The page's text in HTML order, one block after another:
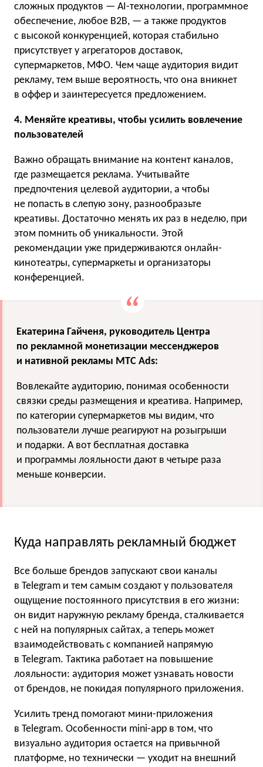
сложных продуктов — AI-технологии, программное
обеспечение, любое B2B, — а также продуктов
с высокой конкуренцией, которая стабильно
присутствует у агрегаторов доставок,
супермаркетов, МФО. Чем чаще аудитория видит
рекламу, тем выше вероятность, что она вникнет
в оффер и заинтересуется предложением.
4. Меняйте креативы, чтобы усилить вовлечение
пользователей
Важно обращать внимание на контент каналов,
где размещается реклама. Учитывайте
предпочтения целевой аудитории, а чтобы
не попасть в слепую зону, разнообразьте
креативы. Достаточно менять их раз в неделю, при
этом помнить об уникальности. Этой
рекомендации уже придерживаются онлайн-
кинотеатры, супермаркеты и организаторы
конференцией.
Екатерина Гайченя, руководитель Центра
по рекламной монетизации мессенджеров
и нативной рекламы МТС Ads:
Вовлекайте аудиторию, понимая особенности
связки среды размещения и креатива. Например,
по категории супермаркетов мы видим, что
пользователи лучше реагируют на розыгрыши
и подарки. А вот бесплатная доставка
и программы лояльности дают в четыре раза
меньше конверсии.
Куда направлять рекламный бюджет
Все больше брендов запускают свои каналы
в Telegram и тем самым создают у пользователя
ощущение постоянного присутствия в его жизни:
он видит наружную рекламу бренда, сталкивается
с ней на популярных сайтах, а теперь может
взаимодействовать с компанией напрямую
в Telegram. Тактика работает на повышение
лояльности: аудитория может узнавать новости
от брендов, не покидая популярного приложения.
Усилить тренд помогают мини-приложения
в Telegram. Особенности mini-app в том, что
визуально аудитория остается на привычной
платформе, но технически — уходит на внешний